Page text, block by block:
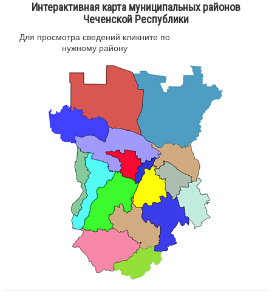
Интерактивная карта муниципальных районов
Чеченской Республики
Для просмотра сведений кликните по
нужному району